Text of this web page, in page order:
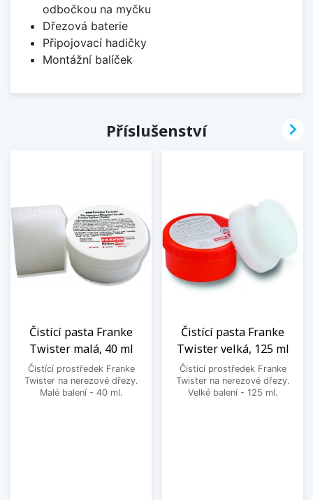
odbočkou na myčku
Dřezová baterie
Připojovací hadičky
Montážní balíček
Příslušenství
Čistící pasta Franke
Twister malá, 40 ml
Čistící prostředek Franke
Twister na nerezové dřezy.
Malé balení - 40 ml.
Čistící pasta Franke
Twister velká, 125 ml
Čistící prostředek Franke
Twister na nerezové dřezy.
Velké balení - 125 ml.
